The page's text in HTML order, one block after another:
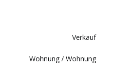
Verkauf
Wohnung / Wohnung